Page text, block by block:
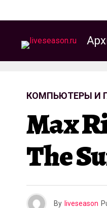
КОМПЬЮТЕРЫ И
Max
The
By liveseason